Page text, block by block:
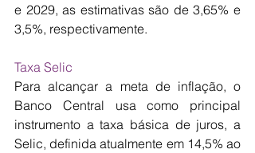
e 2029, as estimativas são de 3,65% e
3,5%, respectivamente.
Taxa Selic
Para alcançar a meta de inflação, o
Banco Central usa como principal
instrumento a taxa básica de juros, a
Selic, definida atualmente em 14,5% ao